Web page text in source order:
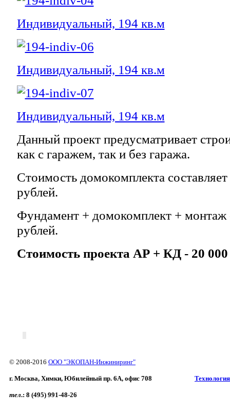
Индивидуальный, 194 кв.м
Индивидуальный, 194 кв.м
Индивидуальный, 194 кв.м
Данный проект предусматривает
как с гаражем, так и без гаража.
Стоимость домокомплекта
рублей.
Фундамент + домокомплект + монтаж
рублей.
Стоимость проекта АР + КД - 20 000
© 2008-2016 ООО "ЭКОПАН-Инжиниринг"
г. Москва, Химки, Юбилейный пр. 6A, офис 708
тел.: 8 (495) 991-48-26
Технология